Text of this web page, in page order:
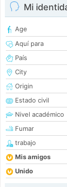
Mi
Age
Aquí para
País
City
Origin
Estado civil
Nivel académico
Fumar
trabajo
Mis amigos
Unido